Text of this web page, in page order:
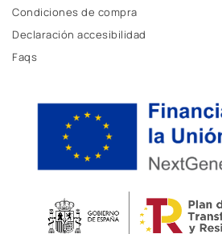
Condiciones de compra
Declaración accesibilidad
Faqs